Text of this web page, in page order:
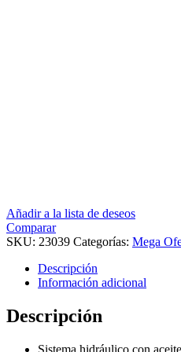
Añadir a la lista de deseos
Comparar
SKU: 23039 Categorías: Mega
Descripción
Información adicional
Descripción